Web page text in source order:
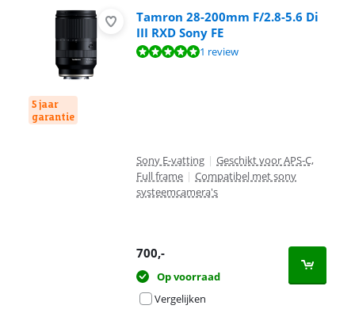
5 jaar
garantie
Tamron 28-200mm F/2.8-5.6 Di
III RXD Sony FE
Beoordeling is 10 van de 10, gebaseerd op 1 review.
1 review
Sony E-vatting | Geschikt voor APS-C,
Full frame | Compatibel met sony
systeemcamera's
700,-
Op voorraad
Vergelijken